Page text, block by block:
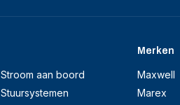
Stroom aan boord
Stuursystemen
Merken
Maxwell
Marex